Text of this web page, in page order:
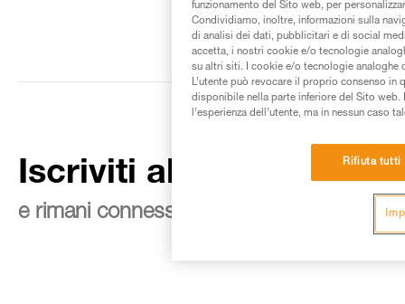
Iscriviti alla newsletter
e rimani connesso alle nostre novità
funzionamento del Sito web, per
Condividiamo, inoltre, informazioni sulla
di analisi dei dati, pubblicitari e di social
accetta, i nostri cookie e/o tecnologie
su altri siti. I cookie e/o tecnologie analoghe
L’utente può revocare il proprio consenso
disponibile nella parte inferiore del Sito
l’esperienza dell’utente, ma in nessun caso
Rifiuta tutti